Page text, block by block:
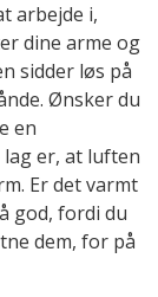
arbejde i,
dine arme og
sidder løs på
Ønsker du
en
er, at luften
Er det varmt
god, fordi du
dem, for på